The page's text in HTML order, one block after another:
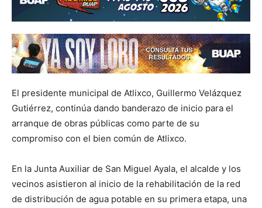
El presidente municipal de Atlixco, Guillermo Velázquez
Gutiérrez, continúa dando banderazo de inicio para el
arranque de obras públicas como parte de su
compromiso con el bien común de Atlixco.
En la Junta Auxiliar de San Miguel Ayala, el alcalde y los
vecinos asistieron al inicio de la rehabilitación de la red
de distribución de agua potable en su primera etapa, una